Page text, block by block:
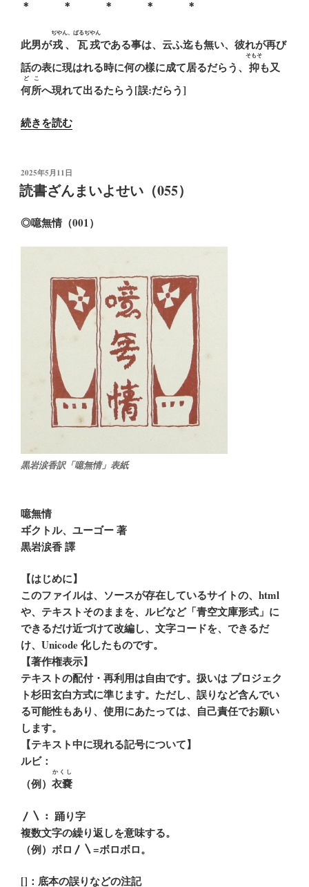
＊ ＊ ＊ ＊ ＊
此男が戎、瓦戎
ぢやん、ばるぢやん
である事は、云ふ迄も無い、彼れが再び
話の表に現はれる時に何の樣に成て居るだらう、 抑
そもそ
も又
何所
どこ
へ現れて出るたらう[誤:だらう]
“読
ん
ま
よ
続きを読む
投
稿
日:
2025年5月11日
読書ざんまいよせい（055）
◎噫無情（001）
黒岩涙香訳「噫無情」表紙
噫無情
ヸクトル、ユーゴー 著
黒岩涙香 譯
【はじめに】
このファイルは、ソースが存在しているサイトの、html
や、テキストそのままを、ルビなど「青空文庫形式」に
できるだけ近づけて改編し、文字コードを、できるだ
け、Unicode 化したものです。
【著作権表示】
テキストの配付・再利用は自由です。扱いは プロジェク
ト杉田玄白方式に準じます。ただし、誤りなど含んでい
る可能性もあり、使用にあたっては、自己責任でお願い
します。
【テキスト中に現れる記号について】
ルビ：
（例） 衣嚢
かくし
〳〵： 踊り字
複数文字の繰り返しを意味する。
（例）ボロ〳〵=ボロボロ。
[]：底本の誤りなどの注記